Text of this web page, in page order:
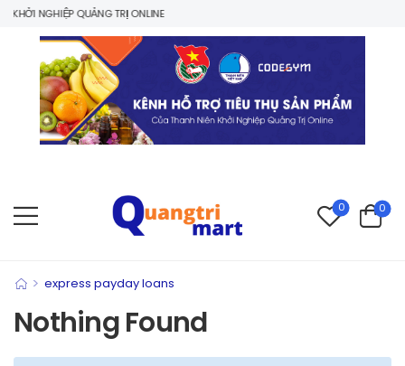
NGHIỆP QUẢNG TRỊ ONLINE
0 0
> express payday loans
Nothing Found